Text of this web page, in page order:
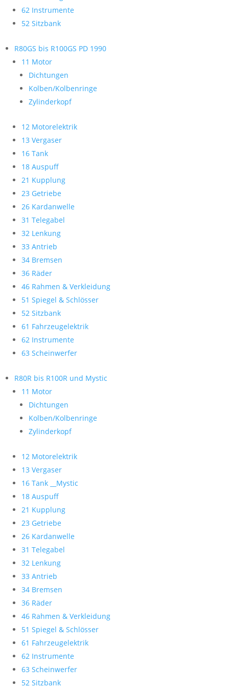
62 Instrumente
52 Sitzbank
R80GS bis R100GS PD 1990
11 Motor
Dichtungen
Kolben/Kolbenringe
Zylinderkopf
12 Motorelektrik
13 Vergaser
16 Tank
18 Auspuff
21 Kupplung
23 Getriebe
26 Kardanwelle
31 Telegabel
32 Lenkung
33 Antrieb
34 Bremsen
36 Räder
46 Rahmen & Verkleidung
51 Spiegel & Schlösser
52 Sitzbank
61 Fahrzeugelektrik
62 Instrumente
63 Scheinwerfer
R80R bis R100R und Mystic
11 Motor
Dichtungen
Kolben/Kolbenringe
Zylinderkopf
12 Motorelektrik
13 Vergaser
16 Tank __Mystic
18 Auspuff
21 Kupplung
23 Getriebe
26 Kardanwelle
31 Telegabel
32 Lenkung
33 Antrieb
34 Bremsen
36 Räder
46 Rahmen & Verkleidung
51 Spiegel & Schlösser
61 Fahrzeugelektrik
62 Instrumente
63 Scheinwerfer
52 Sitzbank